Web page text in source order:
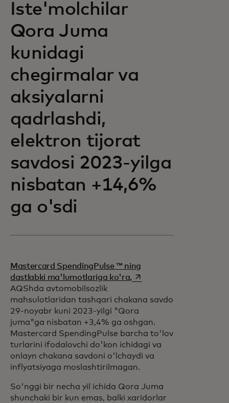
Iste'molchilar
Qora Juma
kunidagi
chegirmalar va
aksiyalarni
qadrlashdi,
elektron tijorat
savdosi 2023-yilga
nisbatan +14,6%
ga o'sdi
Mastercard SpendingPulse ™ ning
dastlabki ma'lumotlariga ko'ra, opens in a new tab
AQShda avtomobilsozlik
mahsulotlaridan tashqari chakana savdo
29-noyabr kuni 2023-yilgi "Qora
juma"ga nisbatan +3,4% ga oshgan.
Mastercard SpendingPulse barcha to'lov
turlarini ifodalovchi do'kon ichidagi va
onlayn chakana savdoni o'lchaydi va
inflyatsiyaga moslashtirilmagan.
So'nggi bir necha yil ichida Qora Juma
shunchaki bir kun emas, balki xaridorlar